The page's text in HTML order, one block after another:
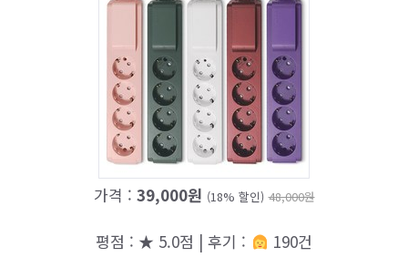
가격 : 39,000원 (18% 할인) 48,000원
평점 : ★ 5.0점 | 후기 : 190건